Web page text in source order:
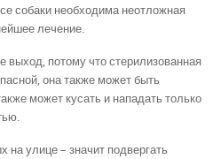
собаки необходима неотложная
лечение.
выход, потому что стерилизованная
она также может быть
может кусать и нападать только
на улице – значит подвергать